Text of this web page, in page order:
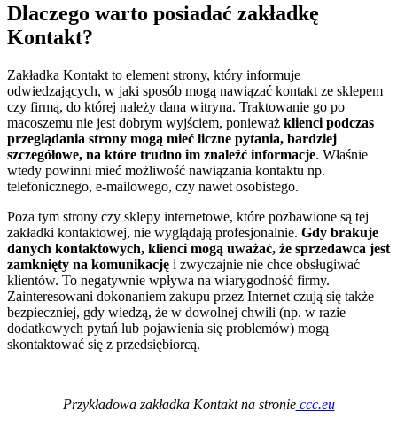
Dlaczego warto posiadać zakładkę
Kontakt?
Zakładka Kontakt to element strony, który informuje
odwiedzających, w jaki sposób mogą nawiązać kontakt ze sklepem
czy firmą, do której należy dana witryna. Traktowanie go po
macoszemu nie jest dobrym wyjściem, ponieważ klienci podczas
przeglądania strony mogą mieć liczne pytania, bardziej
szczegółowe, na które trudno im znaleźć informacje. Właśnie
wtedy powinni mieć możliwość nawiązania kontaktu np.
telefonicznego, e-mailowego, czy nawet osobistego.
Poza tym strony czy sklepy internetowe, które pozbawione są tej
zakładki kontaktowej, nie wyglądają profesjonalnie. Gdy brakuje
danych kontaktowych, klienci mogą uważać, że sprzedawca jest
zamknięty na komunikację i zwyczajnie nie chce obsługiwać
klientów. To negatywnie wpływa na wiarygodność firmy.
Zainteresowani dokonaniem zakupu przez Internet czują się także
bezpieczniej, gdy wiedzą, że w dowolnej chwili (np. w razie
dodatkowych pytań lub pojawienia się problemów) mogą
skontaktować się z przedsiębiorcą.
Przykładowa zakładka Kontakt na stronieccc.eu